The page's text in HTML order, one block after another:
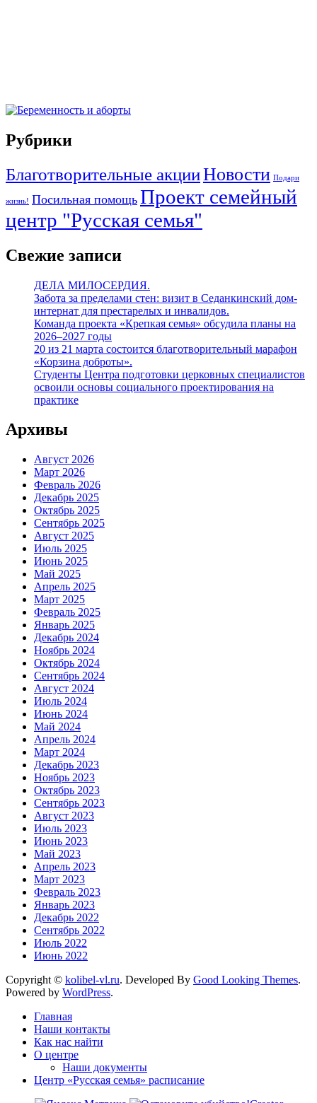
Рубрики
Благотворительные акцииНовости Подари
жизнь! Посильная помощь Проект семейный
центр "Русская семья"
Свежие записи
ДЕЛА МИЛОСЕРДИЯ.
Забота за пределами стен: визит в Седанкинский дом-
интернат для престарелых и инвалидов.
Команда проекта «Крепкая семья» обсудила планы на
2026–2027 годы
20 из 21 марта состоится благотворительный марафон
«Корзина доброты».
Студенты Центра подготовки церковных специалистов
освоили основы социального проектирования на
практике
Архивы
Август 2026
Март 2026
Февраль 2026
Декабрь 2025
Октябрь 2025
Сентябрь 2025
Август 2025
Июль 2025
Июнь 2025
Май 2025
Апрель 2025
Март 2025
Февраль 2025
Январь 2025
Декабрь 2024
Ноябрь 2024
Октябрь 2024
Сентябрь 2024
Август 2024
Июль 2024
Июнь 2024
Май 2024
Апрель 2024
Март 2024
Декабрь 2023
Ноябрь 2023
Октябрь 2023
Сентябрь 2023
Август 2023
Июль 2023
Июнь 2023
Май 2023
Апрель 2023
Март 2023
Февраль 2023
Январь 2023
Декабрь 2022
Сентябрь 2022
Июль 2022
Июнь 2022
Copyright © kolibel-vl.ru. Developed By Good Looking Themes.
Powered by WordPress.
Главная
Наши контакты
Как нас найти
О центре
Наши документы
Центр «Русская семья» расписание